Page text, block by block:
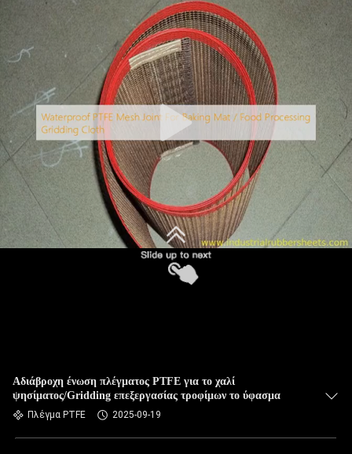
Αδιάβροχη ένωση πλέγματος PTFE για το χαλί
ψησίματος/Gridding επεξεργασίας τροφίμων το ύφασμα
Πλέγμα PTFE 2025-09-19